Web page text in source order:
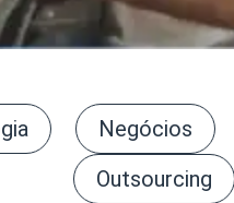
Negócios
Outsourcing